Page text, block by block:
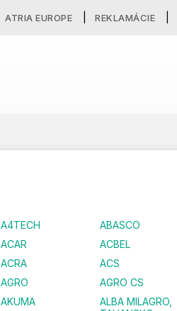
ATRIA EUROPE REKLAMÁCIE
A4TECH ABASCO
ACAR ACBEL
ACRA ACS
AGRO AGRO CS
AKUMA
ALBA MILAGRO,